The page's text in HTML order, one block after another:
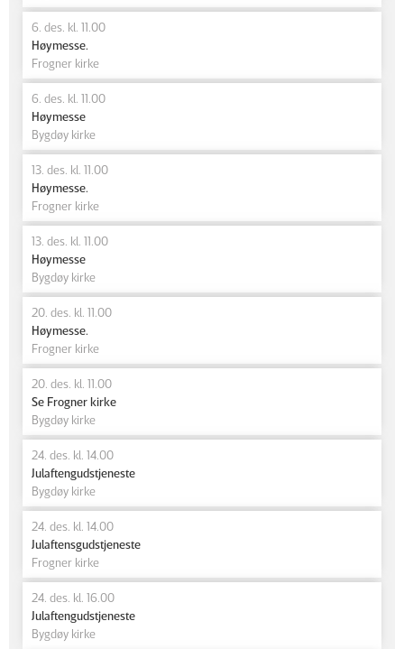
6. des. kl. 11.00
Høymesse.
Frogner kirke
6. des. kl. 11.00
Høymesse
Bygdøy kirke
13. des. kl. 11.00
Høymesse.
Frogner kirke
13. des. kl. 11.00
Høymesse
Bygdøy kirke
20. des. kl. 11.00
Høymesse.
Frogner kirke
20. des. kl. 11.00
Se Frogner kirke
Bygdøy kirke
24. des. kl. 14.00
Julaftengudstjeneste
Bygdøy kirke
24. des. kl. 14.00
Julaftensgudstjeneste
Frogner kirke
24. des. kl. 16.00
Julaftengudstjeneste
Bygdøy kirke